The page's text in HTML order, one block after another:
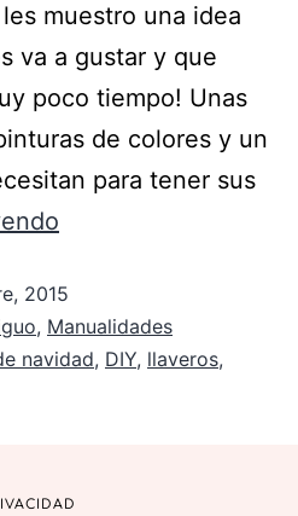
muestro una idea
va a gustar y que
poco tiempo! Unas
de colores y un
para tener sus
2015
, Manualidades
navidad, DIY, llaveros,